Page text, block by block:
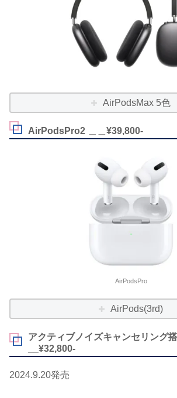
AirPodsMax 5色
AirPodsPro2 ＿＿¥39,800-
AirPodsPro
AirPods(3rd)
アクティブノイズキャンセリング
__¥32,800-
2024.9.20発売